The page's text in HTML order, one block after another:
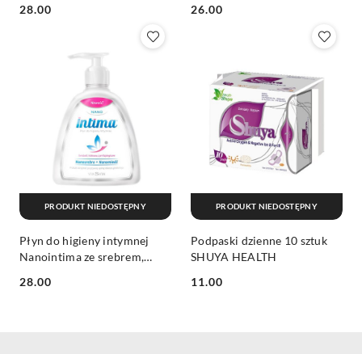
Cena:
28.00 Cena:
26.00
Płyn do higieny intymnej
Nanointima ze srebrem,
VINSVIN
Cena:
28.00
PRODUKT NIEDOSTĘPNY
Podpaski dzienne 10 sztuk
SHUYA HEALTH
Cena:
11.00
PRODUKT NIEDOSTĘPNY